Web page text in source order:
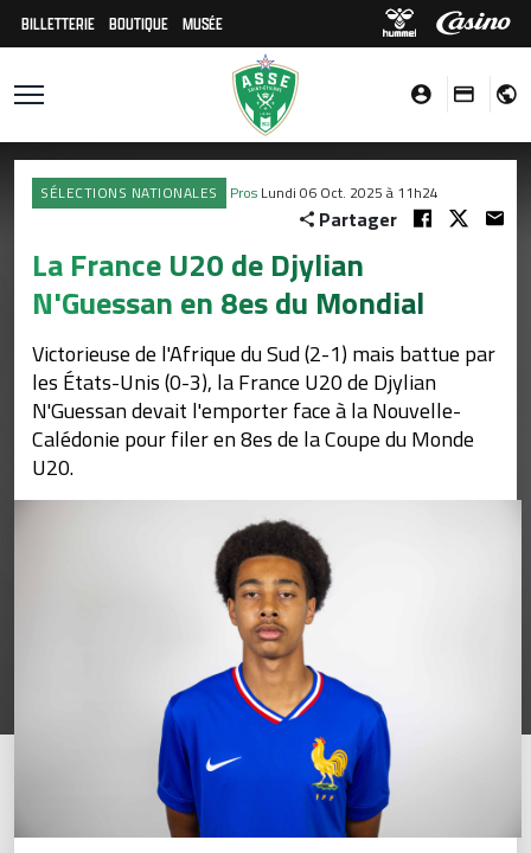
BILLETTERIE BOUTIQUE MUSÉE
SÉLECTIONS NATIONALES Pros Lundi 06 Oct. 2025 à 11h24
Partager
La France U20 de Djylian
N'Guessan en 8es du Mondial
Victorieuse de l'Afrique du Sud (2-1) mais battue par
les États-Unis (0-3), la France U20 de Djylian
N'Guessan devait l'emporter face à la Nouvelle-
Calédonie pour filer en 8es de la Coupe du Monde
U20.